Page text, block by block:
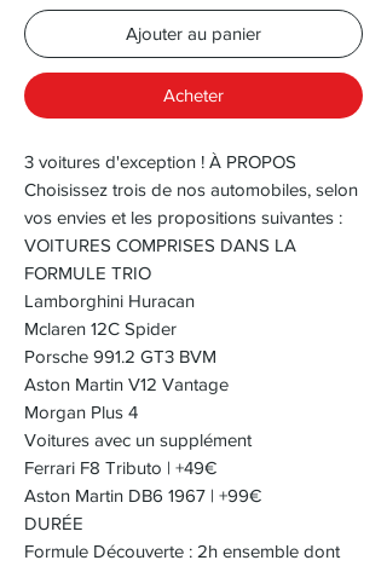
Ajouter au panier
Acheter
3 voitures d'exception ! À PROPOS
Choisissez trois de nos automobiles, selon
vos envies et les propositions suivantes :
VOITURES COMPRISES DANS LA
FORMULE TRIO
Lamborghini Huracan
Mclaren 12C Spider
Porsche 991.2 GT3 BVM
Aston Martin V12 Vantage
Morgan Plus 4
Voitures avec un supplément
Ferrari F8 Tributo | +49€
Aston Martin DB6 1967 | +99€
DURÉE
Formule Découverte : 2h ensemble dont